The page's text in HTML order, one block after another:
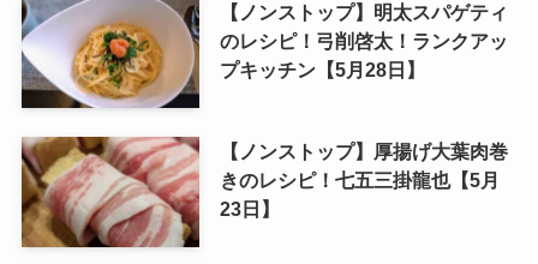
【ノンストップ】明太スパゲティ
のレシピ！弓削啓太！ランクアッ
プキッチン【5月28日】
【ノンストップ】厚揚げ大葉肉巻
きのレシピ！七五三掛龍也【5月
23日】